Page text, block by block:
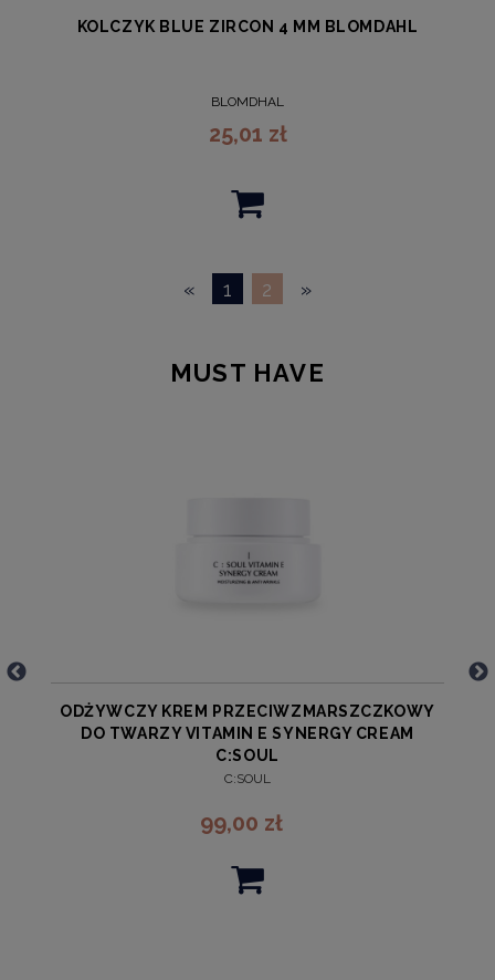
KOLCZYK BLUE ZIRCON 4 MM BLOMDAHL
BLOMDHAL
25,01 zł
« 1 2 »
MUST HAVE
ODŻYWCZY KREM PRZECIWZMARSZCZKOWY
DO TWARZY VITAMIN E SYNERGY CREAM
C:SOUL
C:SOUL
99,00 zł